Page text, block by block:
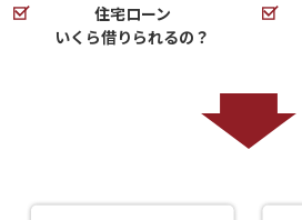
住宅ローン
いくら借りられるの？